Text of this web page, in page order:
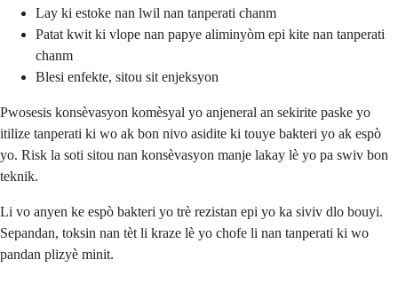
Lay ki estoke nan lwil nan tanperati chanm
Patat kwit ki vlope nan papye aliminyòm epi kite nan tanperati
chanm
Blesi enfekte, sitou sit enjeksyon
Pwosesis konsèvasyon komèsyal yo anjeneral an sekirite paske yo
itilize tanperati ki wo ak bon nivo asidite ki touye bakteri yo ak espò
yo. Risk la soti sitou nan konsèvasyon manje lakay lè yo pa swiv bon
teknik.
Li vo anyen ke espò bakteri yo trè rezistan epi yo ka siviv dlo bouyi.
Sepandan, toksin nan tèt li kraze lè yo chofe li nan tanperati ki wo
pandan plizyè minit.